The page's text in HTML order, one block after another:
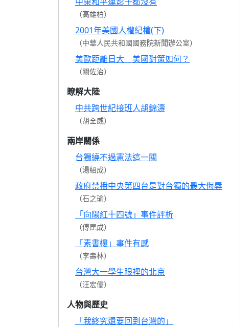
（高雄柏）
2001年美國人權紀權(下)
（中華人民共和國國務院新聞辦公室）
美歐距離日大 美國對策如何？
（關佐治）
瞭解大陸
中共跨世紀接班人胡錦濤
（胡全威）
兩岸關係
台獨繞不過憲法這一關
（湯紹成）
政府禁播中央第四台是對台獨的最大侮辱
（石之瑜）
「向陽紅十四號」事件評析
（傅昆成）
「素書樓」事件有感
（李壽林）
台灣大一學生眼裡的北京
（汪宏儒）
人物與歷史
「我終究還要回到台灣的」